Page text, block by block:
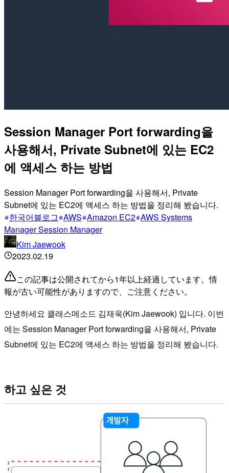
Session Manager Port forwarding을
사용해서, Private Subnet에 있는 EC2
에 액세스 하는 방법
Session Manager Port forwarding을 사용해서, Private
Subnet에 있는 EC2에 액세스 하는 방법을 정리해 봤습니다.
한국어블로그 AWS Amazon EC2 AWS Systems
Manager Session Manager
Kim Jaewook
2023.02.19
この記事は公開されてから1年以上経過しています。情
報が古い可能性がありますので、ご注意ください。
안녕하세요 클래스메소드 김재욱(Kim Jaewook) 입니다. 이번
에는 Session Manager Port forwarding을 사용해서, Private
Subnet에 있는 EC2에 액세스 하는 방법을 정리해 봤습니다.
하고 싶은 것